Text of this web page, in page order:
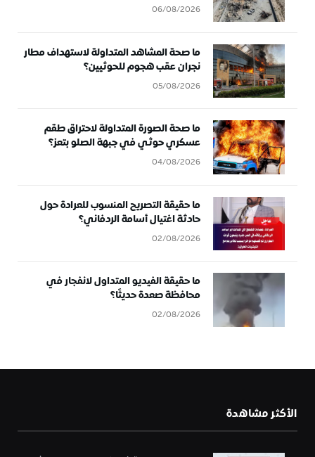
06/08/2026
ما صحة المشاهد المتداولة لاستهداف مطار
نجران عقب هجوم للحوثيين؟
05/08/2026
ما صحة الصورة المتداولة لاحتراق طقم
عسكري حوثي في جبهة الصلو بتعز؟
04/08/2026
ما حقيقة التصريح المنسوب للعرادة حول
حادثة اغتيال أسامة الردفاني؟
02/08/2026
ما حقيقة الفيديو المتداول لانفجار في
محافظة صعدة حديثًا؟
02/08/2026
الأكثر مشاهدة